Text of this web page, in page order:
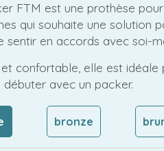
FTM est une prothèse
qui souhaite une solution
sentir en accords avec soi-
confortable, elle est idéale
débuter avec un packer.
bronze